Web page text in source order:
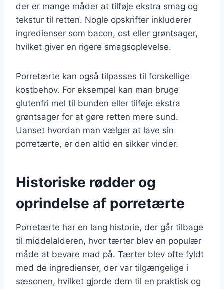
der er mange måder at tilføje ekstra smag og
tekstur til retten. Nogle opskrifter inkluderer
ingredienser som bacon, ost eller grøntsager,
hvilket giver en rigere smagsoplevelse.
Porretærte kan også tilpasses til forskellige
kostbehov. For eksempel kan man bruge
glutenfri mel til bunden eller tilføje ekstra
grøntsager for at gøre retten mere sund.
Uanset hvordan man vælger at lave sin
porretærte, er den altid en sikker vinder.
Historiske rødder og
oprindelse af porretærte
Porretærte har en lang historie, der går tilbage
til middelalderen, hvor tærter blev en populær
måde at bevare mad på. Tærter blev ofte fyldt
med de ingredienser, der var tilgængelige i
sæsonen, hvilket gjorde dem til en praktisk og